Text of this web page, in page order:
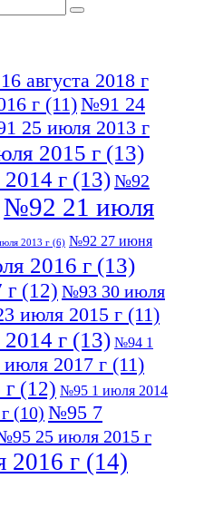
августа 2018 г
г (11)№91 24
25 июля 2013 г
2015 г (13)
г (13)№92
№92 21 июля
2013 г (6) №92 27 июня
2016 г (13)
г (12) №93 30 июля
июля 2015 г (11)
г (13) №94 1
2017 г (11)
(12) №95 1 июля 2014
(10) №95 7
25 июля 2015 г
2016 г (14)
9 августа 2012